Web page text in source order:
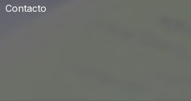
Contacto